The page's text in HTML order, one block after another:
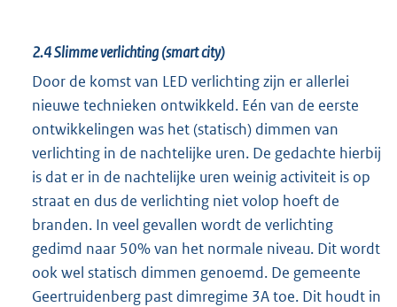
2.4Slimme verlichting (smart city)
Door de komst van LED verlichting zijn er allerlei
nieuwe technieken ontwikkeld. Eén van de eerste
ontwikkelingen was het (statisch) dimmen van
verlichting in de nachtelijke uren. De gedachte hierbij
is dat er in de nachtelijke uren weinig activiteit is op
straat en dus de verlichting niet volop hoeft de
branden. In veel gevallen wordt de verlichting
gedimd naar 50% van het normale niveau. Dit wordt
ook wel statisch dimmen genoemd. De gemeente
Geertruidenberg past dimregime 3A toe. Dit houdt in